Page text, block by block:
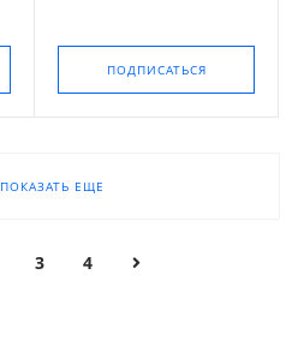
ПОДПИСАТЬСЯ
ПОКАЗАТЬ ЕЩЕ
3 4